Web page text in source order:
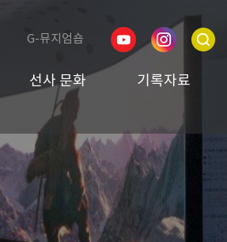
G-뮤지엄숍
선사 문화 기록자료